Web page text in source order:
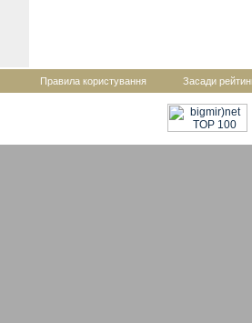
Правила користування Засади